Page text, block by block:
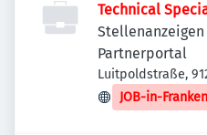
Technical
Partnerportal
Luitpoldstraße,
Deutschland
JOB-in-